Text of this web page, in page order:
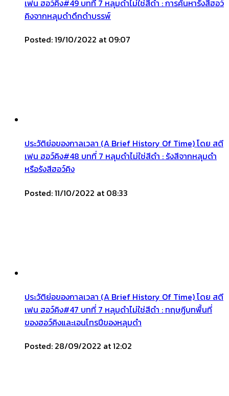
เฟน ฮอว์คิง#49 บทที่ 7 หลุมดำไม่ใช่สีดำ : การค้นหารังสีฮอว์
คิงจากหลุมดำดึกดำบรรพ์
Posted: 19/10/2022 at 09:07
ประวัติย่อของกาลเวลา (A Brief History Of Time) โดย สตี
เฟน ฮอว์คิง#48 บทที่ 7 หลุมดำไม่ใช่สีดำ : รังสีจากหลุมดำ
หรือรังสีฮอว์คิง
Posted: 11/10/2022 at 08:33
ประวัติย่อของกาลเวลา (A Brief History Of Time) โดย สตี
เฟน ฮอว์คิง#47 บทที่ 7 หลุมดำไม่ใช่สีดำ : ทฤษฎีบทพื้นที่
ของฮอว์คิงและเอนโทรปีของหลุมดำ
Posted: 28/09/2022 at 12:02